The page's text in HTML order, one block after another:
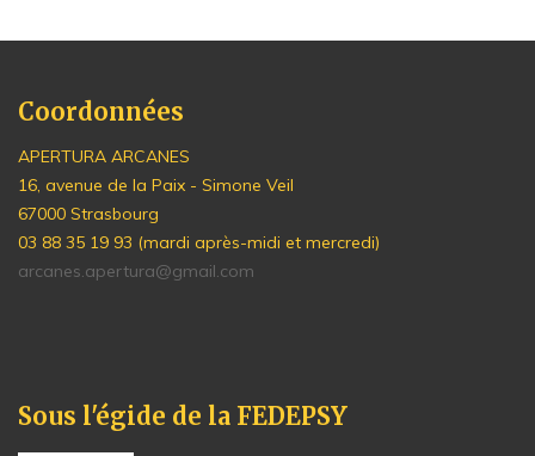
Coordonnées
APERTURA ARCANES
16, avenue de la Paix - Simone Veil
67000 Strasbourg
03 88 35 19 93 (mardi après-midi et mercredi)
arcanes.apertura@gmail.com
Sous l'égide de la FEDEPSY